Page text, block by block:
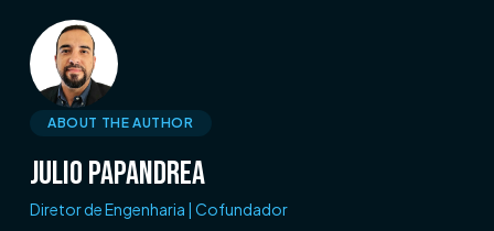
ABOUT THE AUTHOR
Julio Papandrea
Diretor de Engenharia | Cofundador